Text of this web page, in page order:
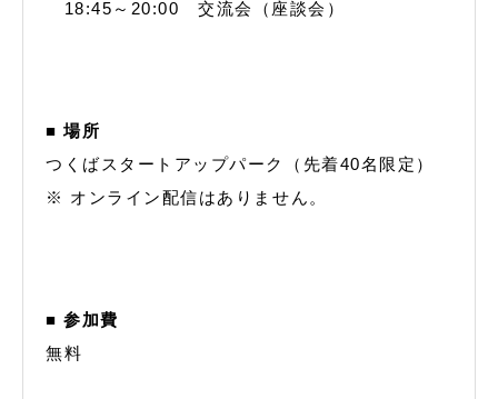
18:45～20:00 交流会（座談会）
■ 場所
つくばスタートアップパーク（先着40名限定）
※ オンライン配信はありません。
■ 参加費
無料